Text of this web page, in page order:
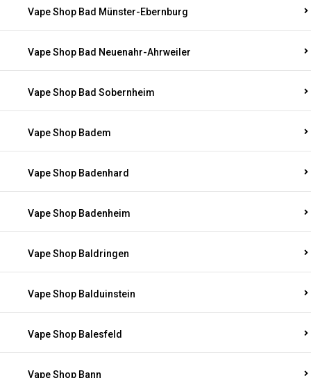
Vape Shop Bad Münster-Ebernburg
Vape Shop Bad Neuenahr-Ahrweiler
Vape Shop Bad Sobernheim
Vape Shop Badem
Vape Shop Badenhard
Vape Shop Badenheim
Vape Shop Baldringen
Vape Shop Balduinstein
Vape Shop Balesfeld
Vape Shop Bann